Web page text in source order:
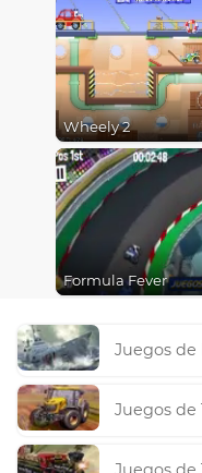
Wheely 2
Formula Fever
Juegos de
Juegos de